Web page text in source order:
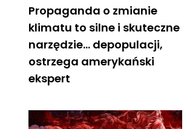
Propaganda o zmianie
klimatu to silne i skuteczne
narzędzie… depopulacji,
ostrzega amerykański
ekspert